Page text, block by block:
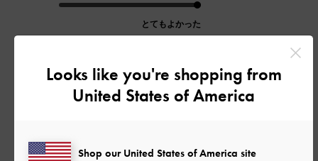
とてもよかった
とてもよかった
Looks like you're shopping from
United States of America
Shop our United States of America site